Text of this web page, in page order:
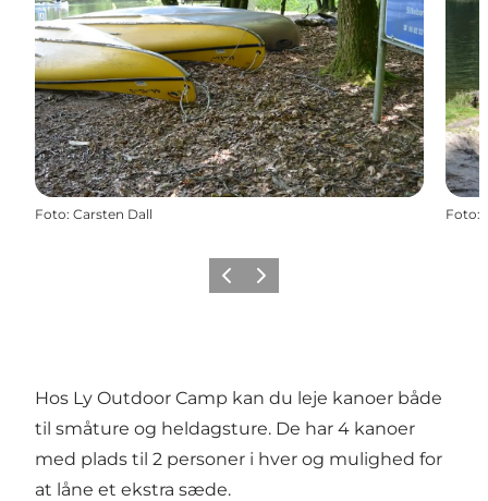
Foto: Carsten Dall Foto:
ForrigeNæste
Hos Ly Outdoor Camp kan du leje kanoer både
til småture og heldagsture. De har 4 kanoer
med plads til 2 personer i hver og mulighed for
at låne et ekstra sæde.